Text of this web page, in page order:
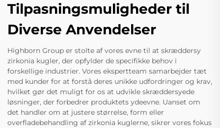
Tilpasningsmuligheder til
Diverse Anvendelser
Highborn Group er stolte af vores evne til at skræddersy
zirkonia kugler, der opfylder de specifikke behov i
forskellige industrier. Vores ekspertteam samarbejder tæt
med kunder for at forstå deres unikke udfordringer og krav,
hvilket gør det muligt for os at udvikle skræddersyede
løsninger, der forbedrer produktets ydeevne. Uanset om
det handler om at justere størrelse, form eller
overfladebehandling af zirkonia kuglerne, sikrer vores fokus